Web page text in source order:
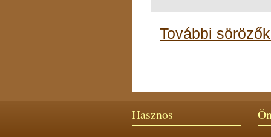
További
Hasznos